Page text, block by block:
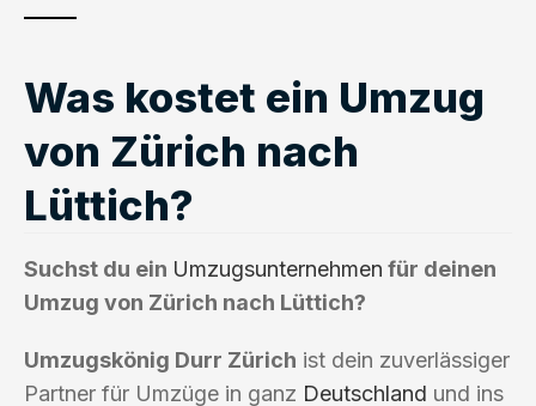
Was kostet ein Umzug
von Zürich nach
Lüttich?
Suchst du ein Umzugsunternehmen für deinen
Umzug von Zürich nach Lüttich?
Umzugskönig Durr Zürich ist dein zuverlässiger
Partner für Umzüge in ganz Deutschland und ins